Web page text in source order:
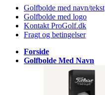
Golfbolde med navn/tekst
Golfbolde med logo
Kontakt ProGolf.dk
Fragt og betingelser
Forside
Golfbolde Med Navn